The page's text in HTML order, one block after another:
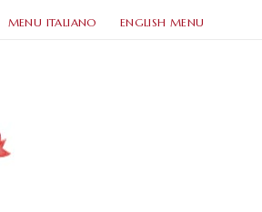
MENU ITALIANO ENGLISH MENU